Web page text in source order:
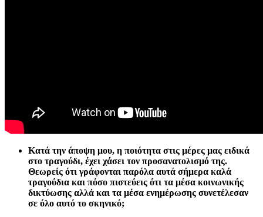
Κατά την άποψη μου, η ποιότητα στις μέρες μας ειδικά
στο τραγούδι, έχει χάσει τον προσανατολισμό της.
Θεωρείς ότι γράφονται παρόλα αυτά σήμερα καλά
τραγούδια και πόσο πιστεύεις ότι τα μέσα κοινωνικής
δικτύωσης αλλά και τα μέσα ενημέρωσης συνετέλεσαν
σε όλο αυτό το σκηνικό;